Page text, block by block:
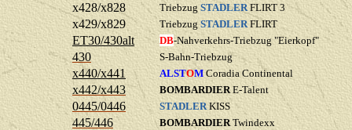
x428/x828 TriebzugSTADLERFLIRT 3
x429/x829 TriebzugSTADLERFLIRT
ET30/430alt DB-Nahverkehrs-Triebzug "Eierkopf"
430 S-Bahn-Triebzug
x440/x441 ALSTOMCoradia Continental
x442/x443 BOMBARDIERE-Talent
0445/0446 STADLERKISS
445/446 BOMBARDIERTwindexx